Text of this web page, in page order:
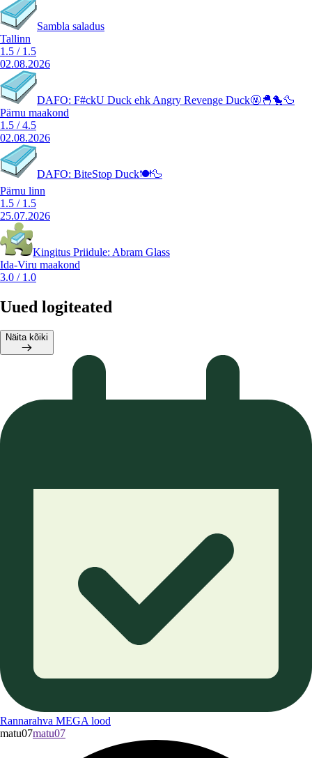
Sambla saladus
Tallinn
1.5 / 1.5
02.08.2026
DAFO: F#ckU Duck ehk Angry Revenge Duck🤬🐣🐤🦆
Pärnu maakond
1.5 /4.5
02.08.2026
DAFO: BiteStop Duck🍽️🦆
Pärnu linn
1.5 / 1.5
25.07.2026
Kingitus Priidule: Abram Glass
Ida-Viru maakond
3.0 / 1.0
Uued logiteated
Näita kõiki
Rannarahva MEGA lood
matu07matu07